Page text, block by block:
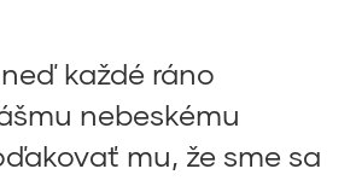
každé ráno
nebeskému
mu, že sme sa